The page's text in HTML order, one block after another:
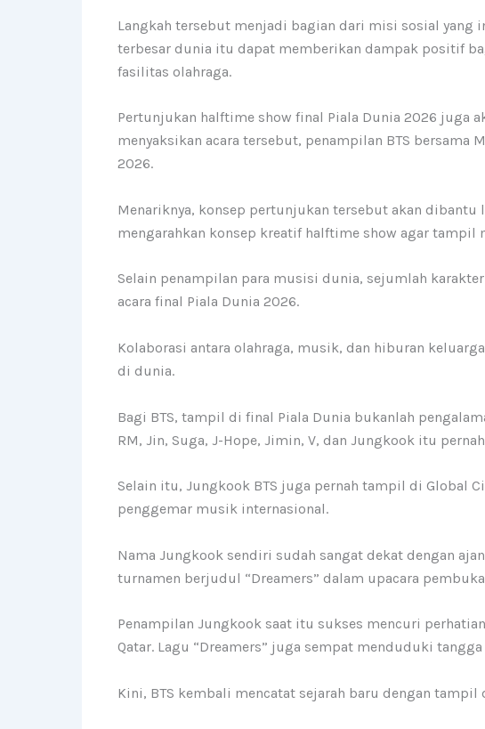
Langkah tersebut menjadi bagian dari misi sosial yang
terbesar dunia itu dapat memberikan dampak positif
fasilitas olahraga.
Pertunjukan halftime show final Piala Dunia 2026 juga
menyaksikan acara tersebut, penampilan BTS
2026.
Menariknya, konsep pertunjukan tersebut akan
mengarahkan konsep kreatif halftime show agar tampil
Selain penampilan para musisi dunia, sejumlah
acara final Piala Dunia 2026.
Kolaborasi antara olahraga, musik, dan hiburan
di dunia.
Bagi BTS, tampil di final Piala Dunia bukanlah
RM, Jin, Suga, J-Hope, Jimin, V, dan Jungkook itu
Selain itu, Jungkook BTS juga pernah tampil di Global
penggemar musik internasional.
Nama Jungkook sendiri sudah sangat dekat dengan
turnamen berjudul “Dreamers” dalam upacara
Penampilan Jungkook saat itu sukses mencuri
Qatar. Lagu “Dreamers” juga sempat menduduki
Kini, BTS kembali mencatat sejarah baru dengan